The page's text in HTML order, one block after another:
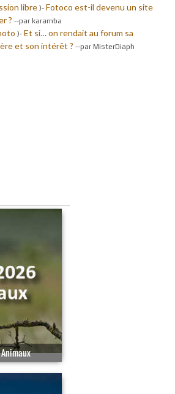
libre )- Fotoco est-il devenu un site
? --par karamba
)- Et si… on rendait au forum sa
et son intérêt ? --par MisterDiaph